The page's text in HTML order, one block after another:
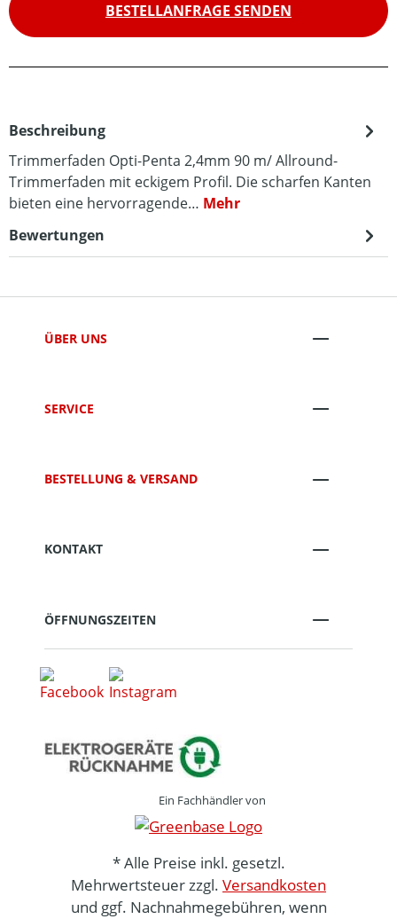
BESTELLANFRAGE SENDEN
Beschreibung
Trimmerfaden Opti-Penta 2,4mm 90 m/ Allround-
Trimmerfaden mit eckigem Profil. Die scharfen Kanten
bieten eine hervorragende… Mehr
Bewertungen
ÜBER UNS
SERVICE
BESTELLUNG & VERSAND
KONTAKT
ÖFFNUNGSZEITEN
Ein Fachhändler von
* Alle Preise inkl. gesetzl.
Mehrwertsteuer zzgl. Versandkosten
und ggf. Nachnahmegebühren, wenn